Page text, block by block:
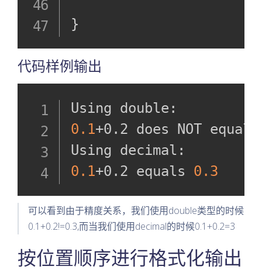
获取用户的
测试样例
为项目的所
有代码文件
导入相关的
获取用户的
}
代码样例输出
0.1+0.2 does NOT equal
0.1+0.2 equals 0.3
可以看到由于精度关系，我们使用double类型的时候
0.1+0.2!=0.3,而当我们使用decimal的时候0.1+0.2=3
按位置顺序进行格式化输出